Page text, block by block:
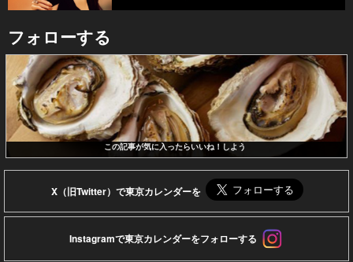
フォローする
この記事が気に入ったらいいね！しよう
X（旧Twitter）で東京カレンダーを
Instagramで東京カレンダーをフォローする